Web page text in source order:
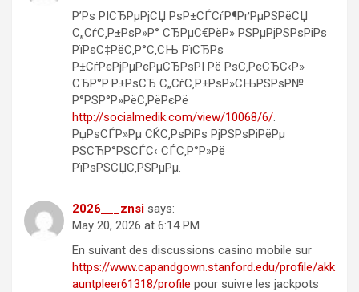
Р’Рѕ РІСЂРµРјСЏ РѕР±СЃСѓР¶РґРµРЅРёСЏ
С„СѓС‚Р±РѕР»Р° СЂРµС€РёР» РЅРµРјРЅРѕРіРѕ
РїРѕС‡РёС‚Р°С‚СЊ РїСЂРѕ
Р±СѓРєРјРµРєРµСЂРѕРІ Рё РѕС‚РєСЂС‹Р»
СЂР°Р·Р±РѕСЂ С„СѓС‚Р±РѕР»СЊРЅРѕР№
Р°РЅР°Р»РёС‚РёРєРё
http://socialmedik.com/view/10068/6/.
РџРѕСЃР»Рµ СЌС‚РѕРіРѕ РјРЅРѕРіРёРµ
РЅСЋР°РЅСЃС‹ СЃС‚Р°Р»Рё
РїРѕРЅСЏС‚РЅРµРµ.
2026___znsi says:
May 20, 2026 at 6:14 PM
En suivant des discussions casino mobile sur
https://www.capandgown.stanford.edu/profile/akk
auntpleer61318/profile pour suivre les jackpots